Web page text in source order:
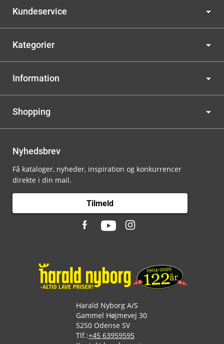
Kundeservice
Kategorier
Information
Shopping
Nyhedsbrev
Få kataloger, nyheder, inspiration og konkurrencer
direkte i din mail.
Tilmeld
Harald Nyborg A/S
Gammel Højmevej 30
5250 Odense SV
Tlf.:+45 63959595